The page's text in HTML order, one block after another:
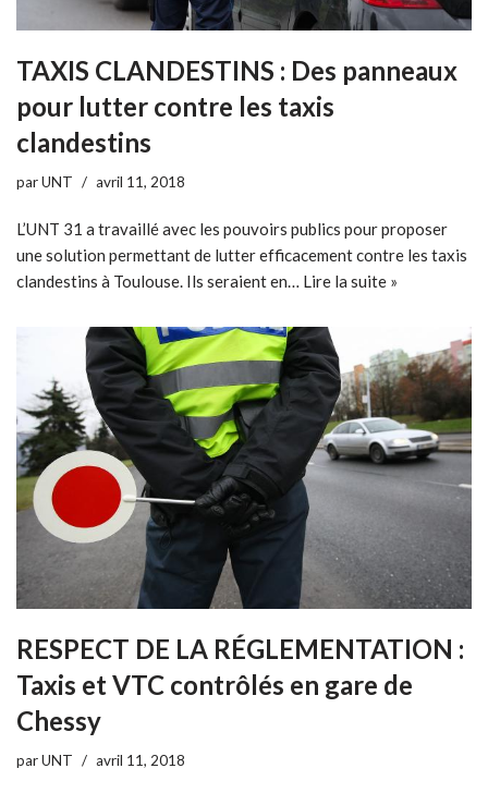
TAXIS CLANDESTINS : Des panneaux
pour lutter contre les taxis
clandestins
parUNT avril 11, 2018
L’UNT 31 a travaillé avec les pouvoirs publics pour proposer
une solution permettant de lutter efficacement contre les taxis
clandestins à Toulouse. Ils seraient en… Lire la suite »
RESPECT DE LA RÉGLEMENTATION :
Taxis et VTC contrôlés en gare de
Chessy
parUNT avril 11, 2018